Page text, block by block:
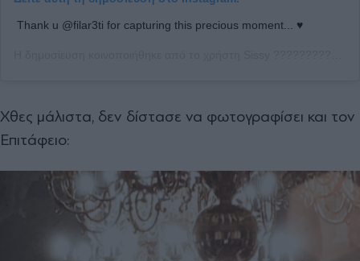
Thank u @filar3ti for capturing this precious moment... ♥️
Χθες μάλιστα, δεν δίστασε να φωτογραφίσει και τον
Επιτάφειο: